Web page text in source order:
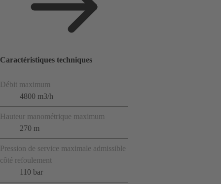
Caractéristiques techniques
Débit maximum
4800 m3/h
Hauteur manométrique maximum
270 m
Pression de service maximale admissible
côté refoulement
110 bar